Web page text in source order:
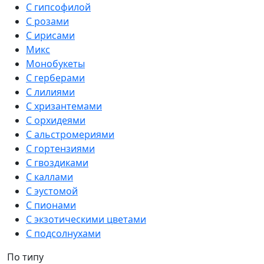
С гипсофилой
С розами
С ирисами
Микс
Монобукеты
С герберами
С лилиями
С хризантемами
С орхидеями
С альстромериями
С гортензиями
С гвоздиками
С каллами
С эустомой
С пионами
С экзотическими цветами
С подсолнухами
По типу